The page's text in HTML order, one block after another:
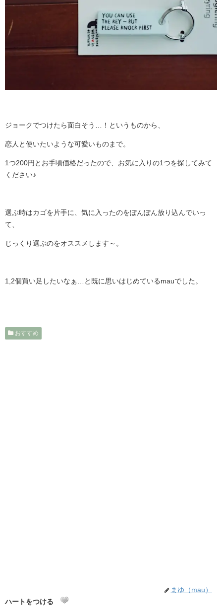
ジョークでつけたら面白そう…！というものから、
恋人と使いたいような可愛いものまで。
1つ200円とお手頃価格だったので、お気に入りの1つを探してみて
ください♪
選ぶ時はカゴを片手に、気に入ったのをぽんぽん放り込んでいっ
て、
じっくり選ぶのをオススメします～。
1,2個買い足したいなぁ…と既に思いはじめているmauでした。
おすすめ
まゆ（mau）
ハートをつける